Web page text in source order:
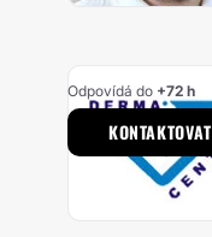
Odpovídá do +72 h
KONTAKTOVAT